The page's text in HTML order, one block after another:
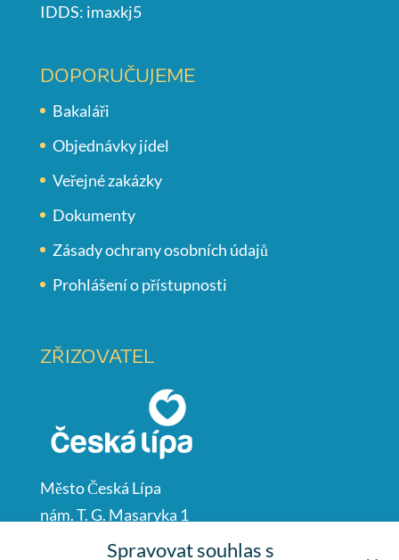
Spravovat souhlas s
IDDS: imaxkj5
DOPORUČUJEME
Bakaláři
Objednávky jídel
Veřejné zakázky
Dokumenty
Zásady ochrany osobních údajů
Prohlášení o přístupnosti
ZŘIZOVATEL
Město Česká Lípa
nám. T. G. Masaryka 1
Česká Lípa